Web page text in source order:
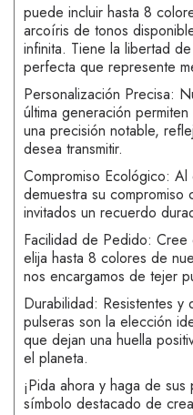
puede incluir hasta 8
arcoíris de tonos
infinita. Tiene la libertad
perfecta que represente
Personalización Precisa:
última generación
una precisión notable,
desea transmitir.
Compromiso Ecológico:
demuestra su
invitados un recuerdo
Facilidad de Pedido:
elija hasta 8 colores de
nos encargamos de tejer
Durabilidad: Resistentes y
pulseras son la elección
que dejan una huella
el planeta.
¡Pida ahora y haga de
símbolo destacado de